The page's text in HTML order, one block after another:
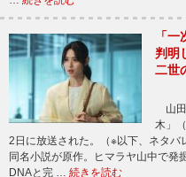
「
判明
二世
山田
木」
2日に放送された。（※以下、ネタ
同名小説が原作。ヒマラヤ山中で発
DNAと完 … 続きを読む